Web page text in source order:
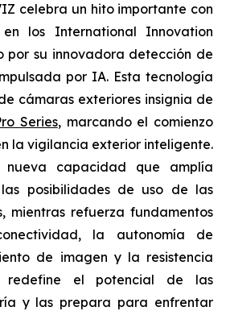
celebra un hito importante con
los International Innovation
por su innovadora detección de
por IA. Esta tecnología
cámaras exteriores insignia de
Series, marcando el comienzo
la vigilancia exterior inteligente.
capacidad que amplía
posibilidades de uso de las
mientras refuerza fundamentos
la autonomía de
de imagen y la resistencia
redefine el potencial de las
y las prepara para enfrentar